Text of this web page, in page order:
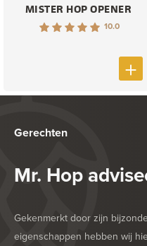
MISTER HOP OPENER
10.0
Gerechten
Mr. Hop
Gekenmerkt door zijn
eigenschappen hebben wij